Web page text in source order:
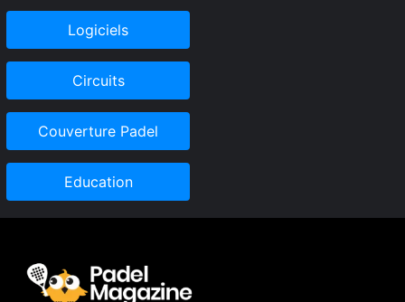
Logiciels
Circuits
Couverture Padel
Education